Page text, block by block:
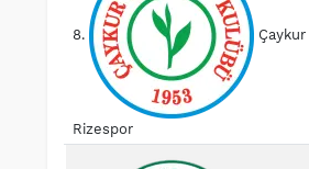
8. Çaykur
Rizespor